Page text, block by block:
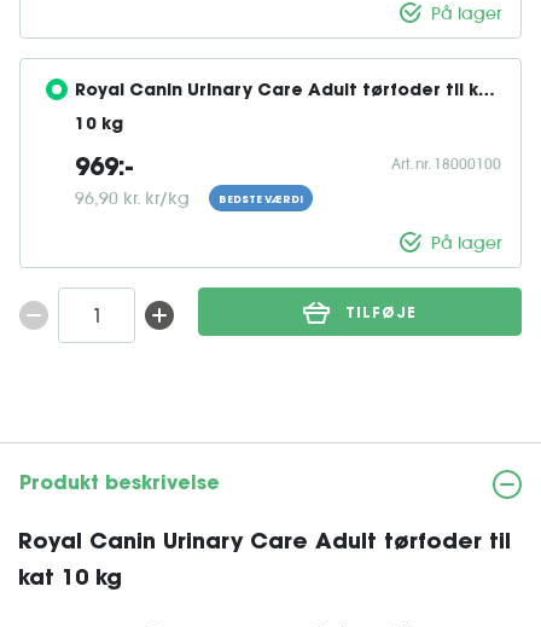
På lager
Royal Canin Urinary Care Adult tørfoder til kat
10 kg
969:-
96,90 kr. kr/kg BEDSTE VÆRDI
Art. nr. 18000100
På lager
TILFØJE
Produkt beskrivelse
Royal Canin Urinary Care Adult tørfoder til
kat 10 kg